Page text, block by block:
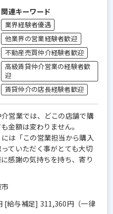
関連キーワード
業界経験者優遇
他業界の営業経験者歓迎
不動産売買仲介経験者歓迎
高級賃貸仲介営業の経験者歓
迎
賃貸仲介の店長経験者歓迎
営業では、どこの店舗で購
金額は変わりません。
は「この営業担当から購入
ていただく事がとても大切
感謝の気持ちを持ち、寄り
[給与補足] 311,360円（一律